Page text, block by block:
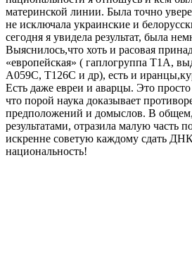
материнской линии. Была точно
не исключала украинские и
сегодня я увидела результат, была
Выяснилось,что хоть и расовая
«европейская» ( гаплогруппа T1A,
A059C, T126C и др), есть и
Есть даже евреи и аварцы. Это
что порой наука доказывает
предположений и домыслов. В общем,
результатами, отразила малую часть
искренне советую каждому сдать ДНК
национальность!